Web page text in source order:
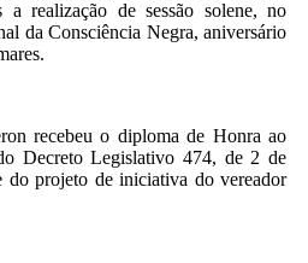
a realização de sessão solene, no
da Consciência Negra, aniversário
recebeu o diploma de Honra ao
Decreto Legislativo 474, de 2 de
do projeto de iniciativa do vereador